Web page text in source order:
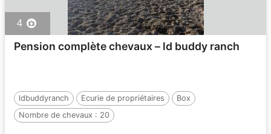
4
Pension complète chevaux – ld buddy ranch
ldbuddyranch Ecurie de propriétaires
Box
Nombre de chevaux : 20